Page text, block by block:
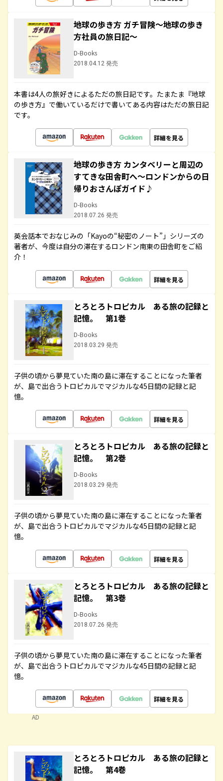
地球の歩き方 ガチ冒険～地球の歩き
方社員の旅日記～
D-Books
2018.04.12 発売
本書は4人の旅好きによるただの旅日記です。たまたま『地球
の歩き方』で働いているだけで書いてある内容はただの旅日記
です。
詳細を見る
地球の歩き方 カンタベリーと周辺の
すてきな田舎町へ～ロンドンからの日
帰りおさんぽガイド♪
D-Books
2018.07.26 発売
英会話本でおなじみの「Kayoの“秘密のノート”」シリーズの
著者が、今度は自分の滞在するロンドン南東の田舎町をご紹
介！
詳細を見る
とろとろトロピカル ある旅の記録と
記憶。 第1巻
D-Books
2018.03.29 発売
子供の頃から夢見ていた南の島に滞在することになった筆者
が、島で出合うトロピカルでマジカルな45日間の記録と記
憶。
詳細を見る
とろとろトロピカル ある旅の記録と
記憶。 第2巻
D-Books
2018.03.29 発売
子供の頃から夢見ていた南の島に滞在することになった筆者
が、島で出合うトロピカルでマジカルな45日間の記録と記
憶。
詳細を見る
とろとろトロピカル ある旅の記録と
記憶。 第3巻
D-Books
2018.07.26 発売
子供の頃から夢見ていた南の島に滞在することになった筆者
が、島で出合うトロピカルでマジカルな45日間の記録と記
憶。
詳細を見る
AD
とろとろトロピカル ある旅の記録と
記憶。 第4巻